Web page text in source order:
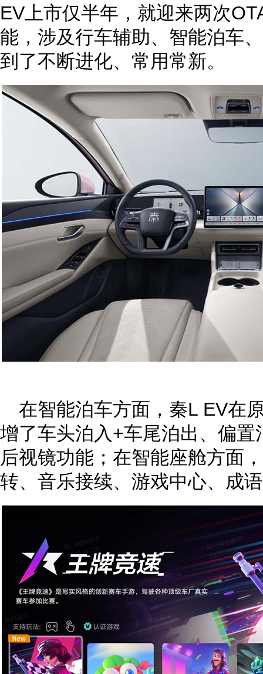
EV上市仅半年，就迎来两次
能，涉及行车辅助、智能泊车
到了不断进化、常用常新。
在智能泊车方面，秦L EV在
增了车头泊入+车尾泊出、偏
后视镜功能；在智能座舱方面
转、音乐接续、游戏中心、成